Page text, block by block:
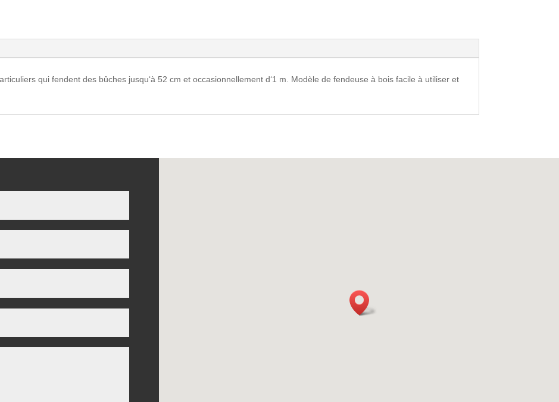
qui fendent des bûches jusqu‘à 52 cm et occasionnellement d‘1 m. Modèle de fendeuse à bois facile à utiliser et